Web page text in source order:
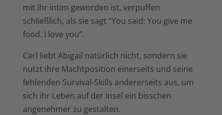
mit ihr intim geworden ist, verpuffen
schließlich, als sie sagt “You said: You give me
food. I love you”.
Carl liebt Abigail natürlich nicht, sondern sie
nutzt ihre Machtposition einerseits und seine
fehlenden Survival-Skills andererseits aus, um
sich ihr Leben auf der Insel ein bisschen
angenehmer zu gestalten.